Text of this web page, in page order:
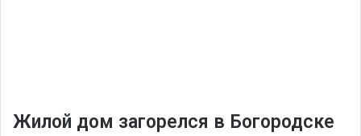
Жилой дом загорелся в Богородске